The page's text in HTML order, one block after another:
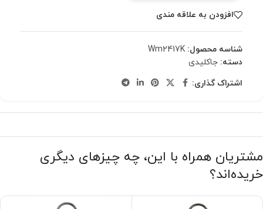
افزودن به علاقه مندی
شناسه محصول: Wm2417K
دسته: جاکلیدی
اشتراک گذاری:
مشتریان همراه با این، چه چیزهای دیگری
خریده‌اند؟